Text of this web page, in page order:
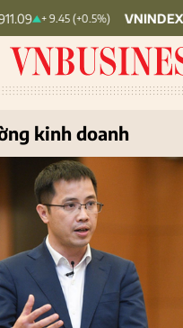
1,768.06 + 6.83 (+0.39%)
kinh doanh